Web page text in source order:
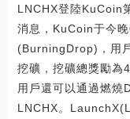
LNCHX登陸KuCoin
消息，KuCoin于今
(BurningDrop)，用
挖礦，挖礦總獎勵為
用戶還可以通過燃燒
LNCHX。